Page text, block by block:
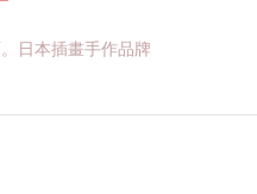
日本插畫手作品牌